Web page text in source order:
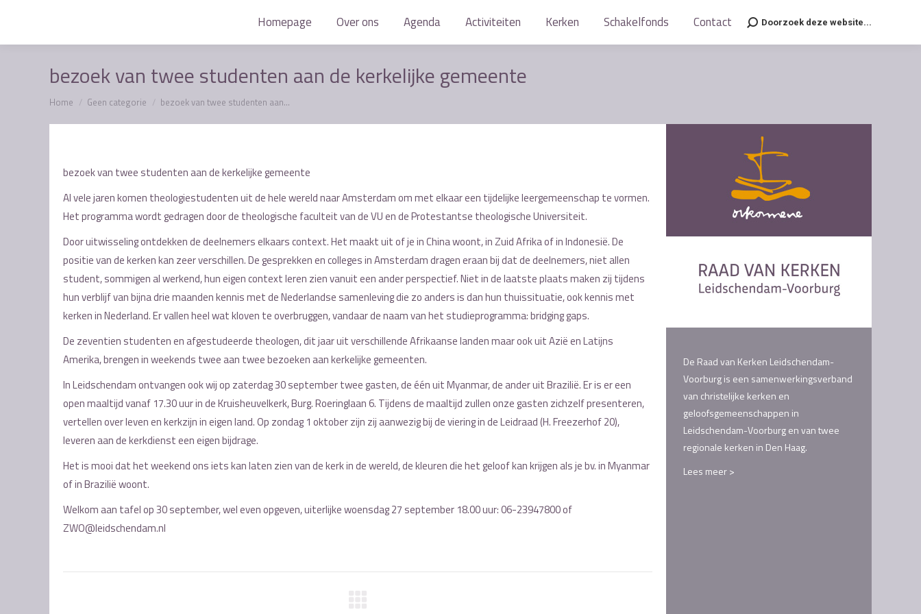
Homepage Over ons Agenda Activiteiten Kerken Schakelfonds Contact Search:Doorzoek deze website...
bezoek van twee studenten aan de kerkelijke gemeente
Je bent hier:
Home Geen categorie bezoek van twee studenten aan…
bezoek van twee studenten aan de kerkelijke gemeente
Al vele jaren komen theologiestudenten uit de hele wereld naar Amsterdam om met elkaar een tijdelijke leergemeenschap te vormen.
Het programma wordt gedragen door de theologische faculteit van de VU en de Protestantse theologische Universiteit.
Door uitwisseling ontdekken de deelnemers elkaars context. Het maakt uit of je in China woont, in Zuid Afrika of in Indonesië. De
positie van de kerken kan zeer verschillen. De gesprekken en colleges in Amsterdam dragen eraan bij dat de deelnemers, niet allen
student, sommigen al werkend, hun eigen context leren zien vanuit een ander perspectief. Niet in de laatste plaats maken zij tijdens
hun verblijf van bijna drie maanden kennis met de Nederlandse samenleving die zo anders is dan hun thuissituatie, ook kennis met
kerken in Nederland. Er vallen heel wat kloven te overbruggen, vandaar de naam van het studieprogramma: bridging gaps.
De zeventien studenten en afgestudeerde theologen, dit jaar uit verschillende Afrikaanse landen maar ook uit Azië en Latijns
Amerika, brengen in weekends twee aan twee bezoeken aan kerkelijke gemeenten.
In Leidschendam ontvangen ook wij op zaterdag 30 september twee gasten, de één uit Myanmar, de ander uit Brazilië. Er is er een
open maaltijd vanaf 17.30 uur in de Kruisheuvelkerk, Burg. Roeringlaan 6. Tijdens de maaltijd zullen onze gasten zichzelf presenteren,
vertellen over leven en kerkzijn in eigen land. Op zondag 1 oktober zijn zij aanwezig bij de viering in de Leidraad (H. Freezerhof 20),
leveren aan de kerkdienst een eigen bijdrage.
Het is mooi dat het weekend ons iets kan laten zien van de kerk in de wereld, de kleuren die het geloof kan krijgen als je bv. in Myanmar
of in Brazilië woont.
Welkom aan tafel op 30 september, wel even opgeven, uiterlijke woensdag 27 september 18.00 uur: 06-23947800 of
ZWO@leidschendam.nl
De Raad van Kerken Leidschendam-
Voorburg is een samenwerkingsverband
van christelijke kerken en
geloofsgemeenschappen in
Leidschendam-Voorburg en van twee
regionale kerken in Den Haag.
Lees meer >
Homepage Over ons Agenda Activiteiten Kerken Schakelfonds Contact Search:Doorzoek deze website...